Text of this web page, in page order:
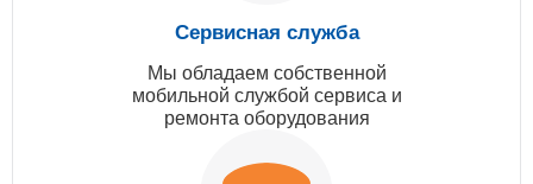
Сервисная служба
Мы обладаем собственной
мобильной службой сервиса и
ремонта оборудования